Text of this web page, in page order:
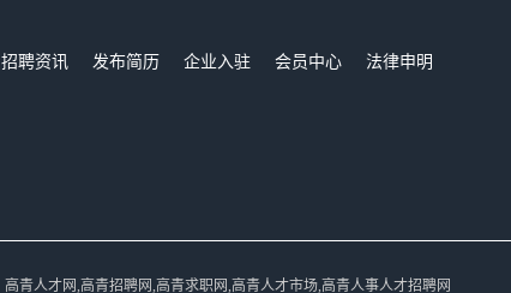
招聘资讯 发布简历 企业入驻 会员中心
法律申明
高青人才网,高青招聘网,高青求职网,高青人才市场,高青人事人才招聘网